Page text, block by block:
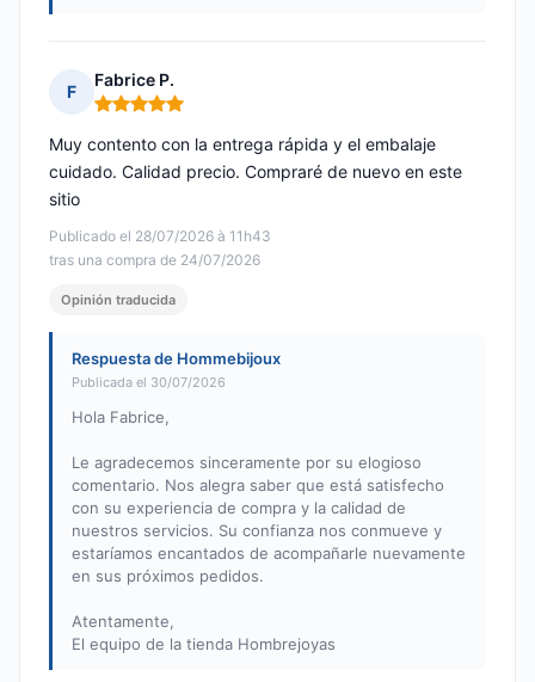
F
Fabrice P.
Nota: 5 de 5
Publicado el 28/07/2026 à 11h43
tras una compra de 24/07/2026
Muy contento con la entrega rápida y el embalaje
cuidado. Calidad precio. Compraré de nuevo en este
sitio
Opinión traducida
Respuesta de Hommebijoux
Publicada el 30/07/2026
Hola Fabrice,
Le agradecemos sinceramente por su elogioso
comentario. Nos alegra saber que está satisfecho
con su experiencia de compra y la calidad de
nuestros servicios. Su confianza nos conmueve y
estaríamos encantados de acompañarle nuevamente
en sus próximos pedidos.
Atentamente,
El equipo de la tienda Hombrejoyas